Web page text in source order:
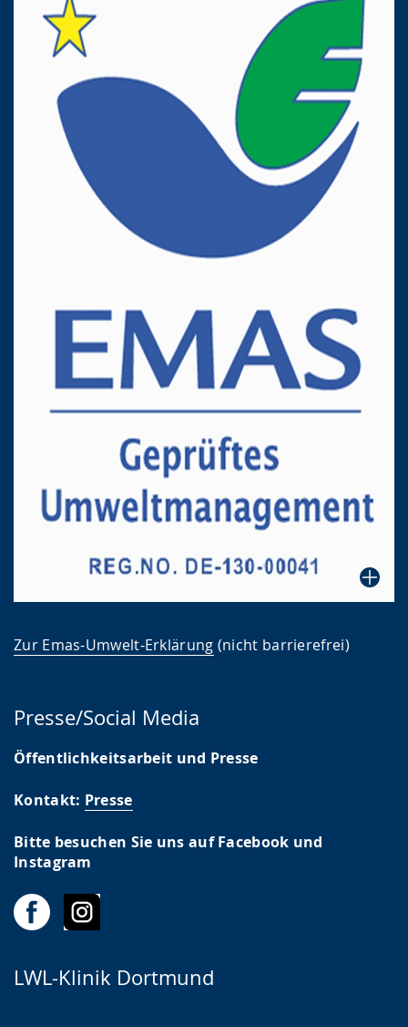
Zur Emas-Umwelt-Erklärung (nicht barrierefrei)
Presse/Social Media
Öffentlichkeitsarbeit und Presse
Kontakt: Presse
Bitte besuchen Sie uns auf Facebook und
Instagram
LWL-Klinik Dortmund